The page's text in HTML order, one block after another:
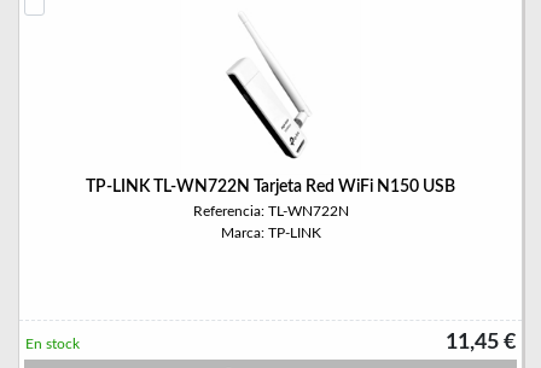
TP-LINK TL-WN722N Tarjeta Red WiFi N150 USB
Referencia: TL-WN722N
Marca: TP-LINK
11,45 €
En stock